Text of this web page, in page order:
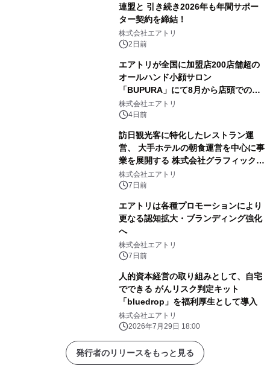
連盟と 引き続き2026年も年間サポー
ター契約を締結！
株式会社エアトリ
2日前
エアトリが全国に加盟店200店舗超の
オールハンド小顔サロン
「BUPURA」にて8月から店頭でのプ
レゼント企画を開始！
株式会社エアトリ
4日前
訪日観光客に特化したレストラン運
営、 大手ホテルの朝食運営を中心に事
業を展開する 株式会社グラフィックホ
ールディングスと資本業務提携
株式会社エアトリ
7日前
エアトリは各種プロモーションにより
更なる認知拡大・ブランディング強化
へ
株式会社エアトリ
7日前
人的資本経営の取り組みとして、自宅
でできる がんリスク判定キット
「bluedrop」を福利厚生として導入
株式会社エアトリ
2026年7月29日 18:00
発行者のリリースをもっと見る